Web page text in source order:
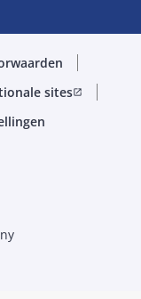
sitesopen_in_new